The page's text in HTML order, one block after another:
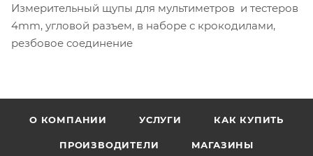
Измерительный щупы для мультиметров и тестеров
4mm, угловой разъем, в наборе с крокодилами,
резбовое соединение
О КОМПАНИИ УСЛУГИ КАК КУПИТЬ
ПРОИЗВОДИТЕЛИ МАГАЗИНЫ